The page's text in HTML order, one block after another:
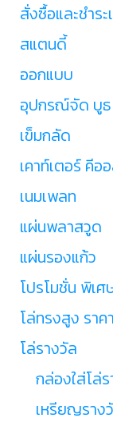
สั่งซื้อและชำระ
สแตนดี้
ออกแบบ
อุปกรณ์จัด บูธ
เข็มกลัด
เคาท์เตอร์ คี
เนมเพลท
แผ่นพลาสวูด
แผ่นรองแก้ว
โปรโมชั่น พิเศ
โล่ทรงสูง รา
โล่รางวัล
กล่องใส่โล่
เหรียญราง